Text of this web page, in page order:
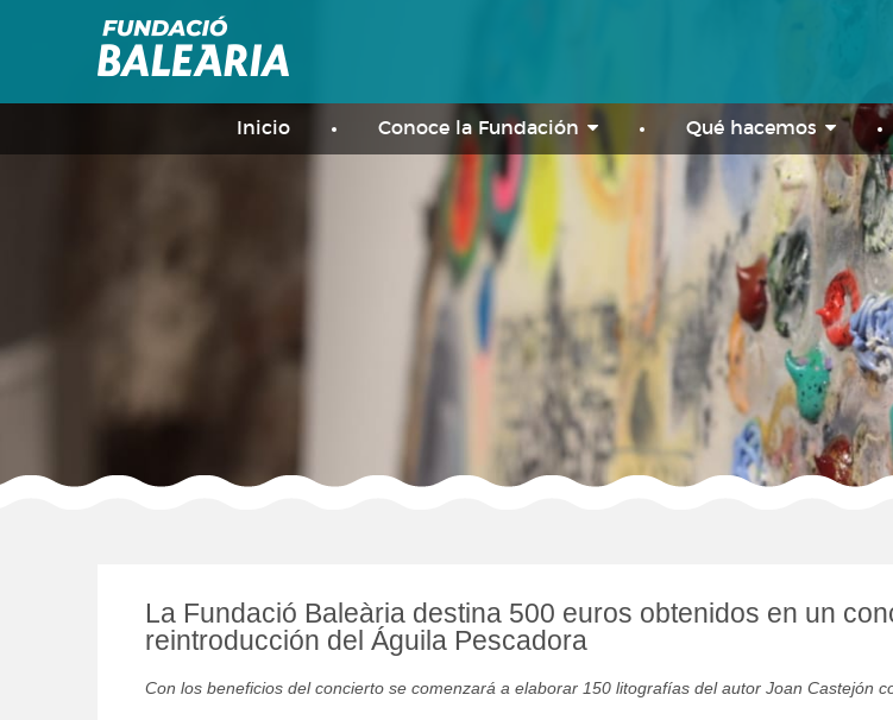
Inicio Conoce la Fundación Qué hacemos
La Fundació Baleària destina 500 euros obtenidos en un
reintroducción del Águila Pescadora
Con los beneficios del concierto se comenzará a elaborar 150 litografías del autor Joan Castejón